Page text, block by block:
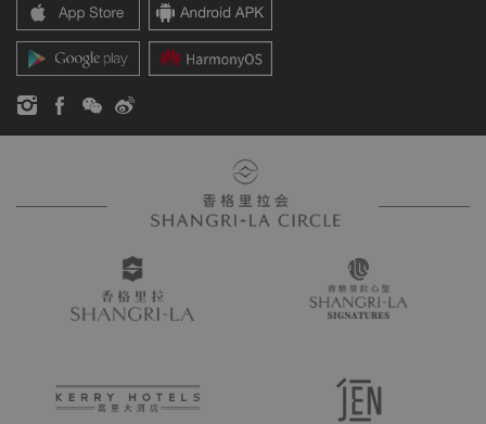
香格里拉公寓
联系方式
新闻稿